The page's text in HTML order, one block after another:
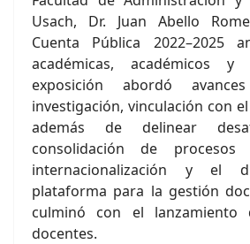
Usach, Dr. Juan Abello
Cuenta Pública 2022–2025
académicas, académicos y
exposición abordó
investigación, vinculación con
además de delinear
consolidación de
internacionalización y el
plataforma para la gestión
culminó con el lanzamiento
docentes.